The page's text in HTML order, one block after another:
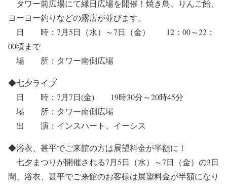
タワー前広場にて縁日広場を開催！焼き鳥、りんご飴、
ヨーヨー釣りなどの露店が並びます。
日 時：7月5日（水）～7日（金） 12：00～22：
00頃まで
場 所：タワー南側広場
◆七夕ライブ
日 時：7月7日(金) 19時30分～20時45分
場 所：タワー南側広場
出 演：インスハート、イーシス
◆浴衣、甚平でご来館の方は展望料金が半額に！
七夕まつりが開催される7月5日（水）～7日（金）の3日
間、浴衣、甚平でご来館のお客様は展望料金が半額になり